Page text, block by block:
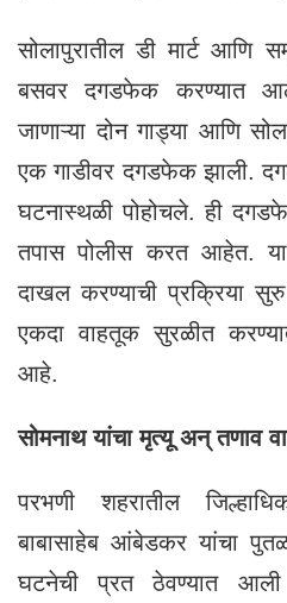
सोलापुरातील डी मार्ट आणि
बसवर दगडफेक करण्यात
जाणाऱ्या दोन गाड्या आणि
एक गाडीवर दगडफेक झाली.
घटनास्थळी पोहोचले. ही
तपास पोलीस करत आहेत. या
दाखल करण्याची प्रक्रिया
एकदा वाहतूक सुरळीत
आहे.
सोमनाथ यांचा मृत्यू अन् तणाव
परभणी शहरातील
बाबासाहेब आंबेडकर यांचा
घटनेची प्रत ठेवण्यात